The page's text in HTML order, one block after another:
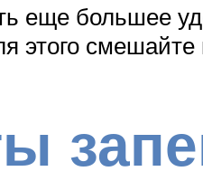
еще большее
этого